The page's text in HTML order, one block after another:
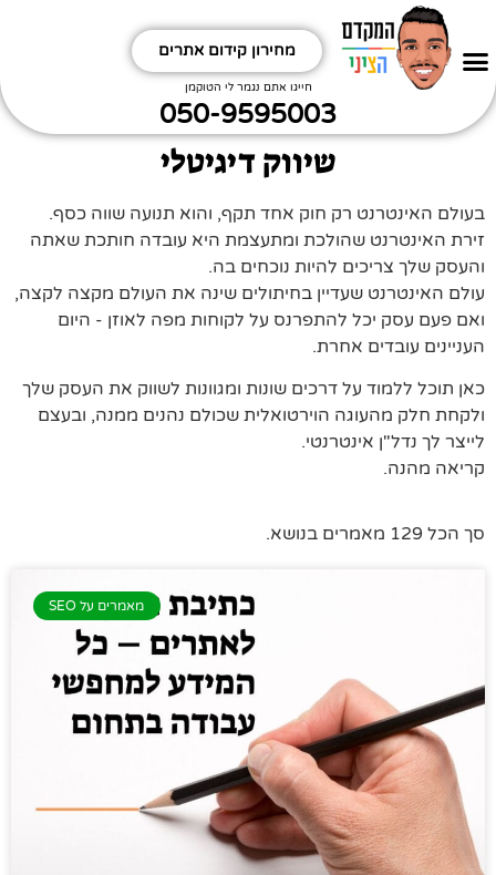
מחירון קידום אתרים
חייגו אתם נגמר לי הטוקמן
050-9595003
שיווק דיגיטלי
בעולם האינטרנט רק חוק אחד תקף, והוא תנועה שווה כסף.
זירת האינטרנט שהולכת ומתעצמת היא עובדה חותכת שאתה
והעסק שלך צריכים להיות נוכחים בה.
עולם האינטרנט שעדיין בחיתולים שינה את העולם מקצה לקצה,
ואם פעם עסק יכל להתפרנס על לקוחות מפה לאוזן - היום
העניינים עובדים אחרת.
כאן תוכל ללמוד על דרכים שונות ומגוונות לשווק את העסק שלך
ולקחת חלק מהעוגה הוירטואלית שכולם נהנים ממנה, ובעצם
לייצר לך נדל"ן אינטרנטי.
קריאה מהנה.
סך הכל 129 מאמרים בנושא.
מאמרים על SEO